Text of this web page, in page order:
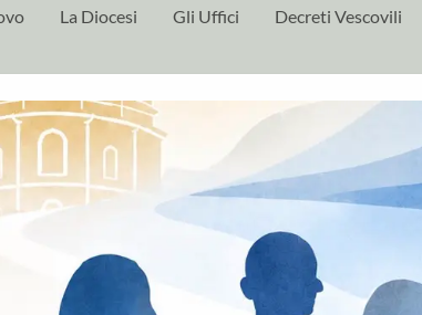
La Diocesi Gli Uffici Decreti Vescovili